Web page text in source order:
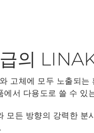
의
고체에 모두 노출되
에서 다용도로 쓸 수 있
모든 방향의 강력한